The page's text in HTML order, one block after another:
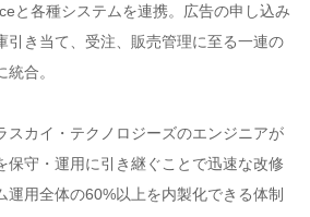
と各種システムを連携。広告の申し込み
引き当て、受注、販売管理に至る一連の
合。
スカイ・テクノロジーズのエンジニアが
保守・運用に引き継ぐことで迅速な改修
運用全体の60%以上を内製化できる体制